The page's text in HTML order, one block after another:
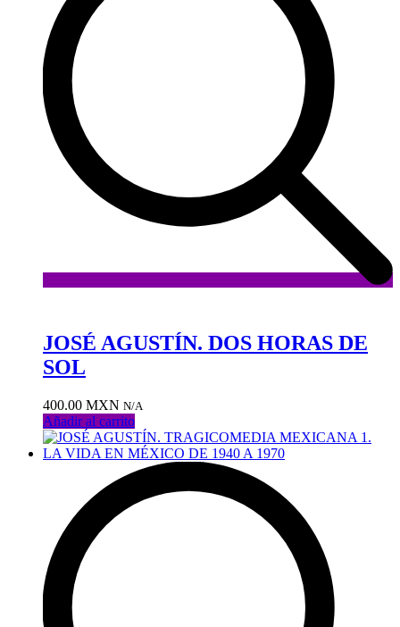
la
lista
JOSÉ AGUSTÍN. DOS HORAS DE
SOL
400.00 MXN N/A
Añadir al carrito